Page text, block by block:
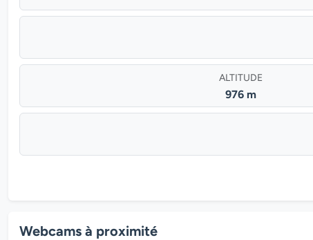
ALTITUDE
976 m
Webcams à proximité